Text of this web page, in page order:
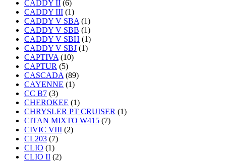
CADDY II (6)
CADDY III (1)
CADDY V SBA (1)
CADDY V SBB (1)
CADDY V SBH (1)
CADDY V SBJ (1)
CAPTIVA (10)
CAPTUR (5)
CASCADA (89)
CAYENNE (1)
CC B7 (3)
CHEROKEE (1)
CHRYSLER PT CRUISER (1)
CITAN MIXTO W415 (7)
CIVIC VIII (2)
CL203 (7)
CLIO (1)
CLIO II (2)